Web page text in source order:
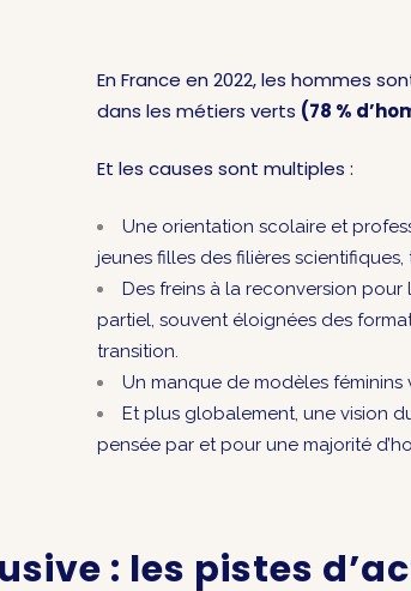
En France en 2022, les hommes
dans les métiers verts (78 %
Et les causes sont multiples :
Une orientation scolaire et
jeunes filles des filières
Des freins à la reconversion
partiel, souvent éloignées des
transition.
Un manque de modèles féminins
Et plus globalement, une vision
pensée par et pour une majorité
: les pistes